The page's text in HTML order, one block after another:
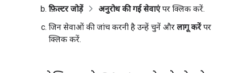
फ़िल्टर जोड़ें
अनुरोध की गई सेवाएंपर क्लिक करें.
जिन सेवाओं की जांच करनी है उन्हें चुनें और लागू करेंपर
क्लिक करें.